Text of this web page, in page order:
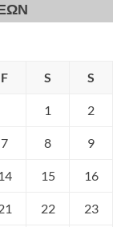
F S S
1 2
7 8 9
14 15 16
22 23